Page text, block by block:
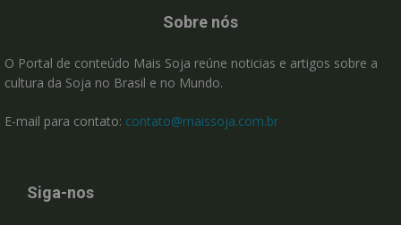
Sobre nós
O Portal de conteúdo Mais Soja reúne noticias e artigos sobre a
cultura da Soja no Brasil e no Mundo.
E-mail para contato: contato@maissoja.com.br
Siga-nos